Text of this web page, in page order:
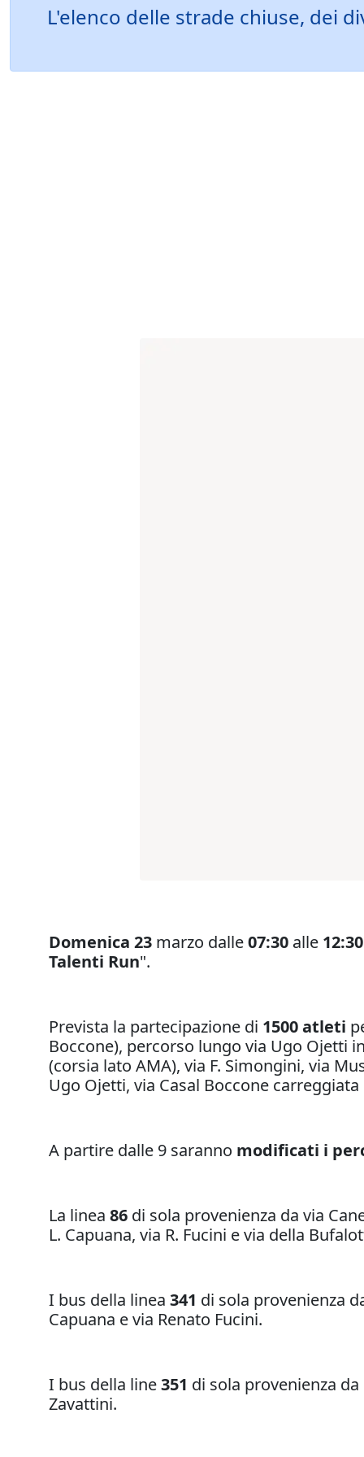
L'elenco delle strade chiuse, dei
Domenica 23 marzo dalle07:30 alle 12:30
Talenti Run".
Prevista la partecipazione di 1500 atleti
Boccone), percorso lungo via Ugo Ojetti
(corsia lato AMA), via F. Simongini, via
Ugo Ojetti, via Casal Boccone
A partire dalle 9 saranno modificati i
La linea 86 di sola provenienza da via
L. Capuana, via R. Fucini e via della
I bus della linea 341 di sola provenienza
Capuana e via Renato Fucini.
I bus della line351 di sola provenienza
Zavattini.